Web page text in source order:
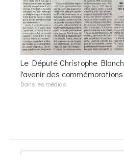
Le Député Christophe
l'avenir des
Dans les médias